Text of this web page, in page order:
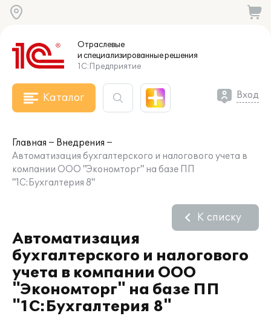
Отраслевые
и специализированныерешения
1С:Предприятие
Каталог Вход
Главная
Внедрения
Автоматизация бухгалтерского и налогового учета в
компании ООО "Экономторг" на базе ПП
"1С:Бухгалтерия 8"
Автоматизация
бухгалтерского и налогового
учета в компании ООО
"Экономторг" на базе ПП
"1С:Бухгалтерия 8"
К списку